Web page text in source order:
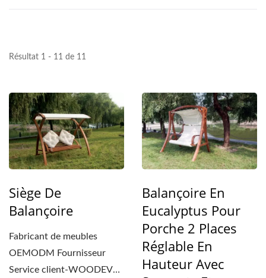
Résultat 1 - 11 de 11
Siège De
Balançoire
Fabricant de meubles
OEMODM Fournisseur
Service client-WOODEVER
Balançoire En
Eucalyptus Pour
Porche 2 Places
Réglable En
Hauteur Avec